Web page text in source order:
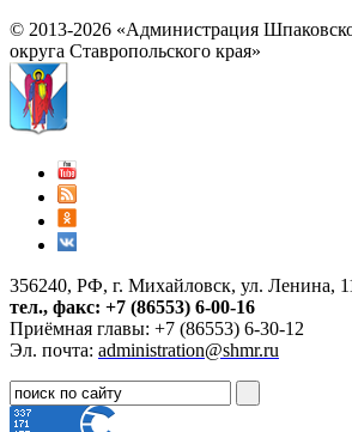
© 2013-2026 «Администрация
округа Ставропольского края»
356240, РФ, г. Михайловск, ул. Ленина,
тел., факс: +7 (86553) 6-00-16
Приёмная главы: +7 (86553) 6-30-12
Эл. почта: administration@shmr.ru